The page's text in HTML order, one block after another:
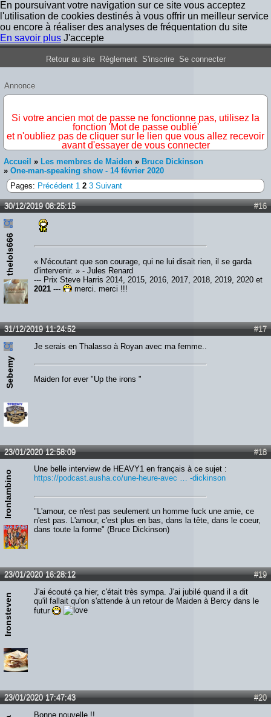
En poursuivant votre navigation sur ce site vous acceptez
l'utilisation de cookies destinés à vous offrir un meilleur service
ou encore à réaliser des analyses de fréquentation du site
En savoir plus J'accepte
Forum Iron Maiden France
Retour au site Règlement S'inscrire Se connecter
Annonce
Si votre ancien mot de passe ne fonctionne pas, utilisez la
fonction 'Mot de passe oublié'
et n'oubliez pas de cliquer sur le lien que vous allez recevoir
avant d'essayer de vous connecter
Accueil » Les membres de Maiden » Bruce Dickinson
» One-man-speaking show - 14 février 2020
Pages: Précédent 1 2 3 Suivant
#16
30/12/2019 08:25:15
thelols666
« N'écoutant que son courage, qui ne lui disait rien, il se garda
d'intervenir. » - Jules Renard
--- Prix Steve Harris 2014, 2015, 2016, 2017, 2018, 2019, 2020 et
2021 --- merci, merci !!!
#17
31/12/2019 11:24:52
Sebemy
Je serais en Thalasso à Royan avec ma femme..
Maiden for ever "Up the irons "
#18
23/01/2020 12:58:09
Ironlambino
Une belle interview de HEAVY1 en français à ce sujet :
https://podcast.ausha.co/une-heure-avec … -dickinson
"L'amour, ce n'est pas seulement un homme fuck une amie, ce
n'est pas. L'amour, c'est plus en bas, dans la tête, dans le coeur,
dans toute la forme" (Bruce Dickinson)
#19
23/01/2020 16:28:12
Ironsteven
J'ai écouté ça hier, c'était très sympa. J'ai jubilé quand il a dit
qu'il fallait qu'on s'attende à un retour de Maiden à Bercy dans le
futur
#20
23/01/2020 17:47:43
Bonne nouvelle !!